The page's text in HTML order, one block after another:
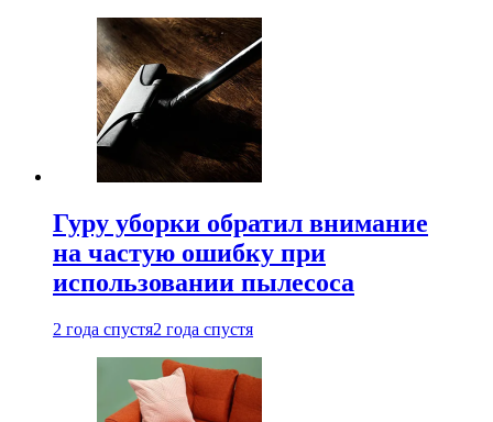
Гуру уборки обратил внимание
на частую ошибку при
использовании пылесоса
2 года спустя2 года спустя